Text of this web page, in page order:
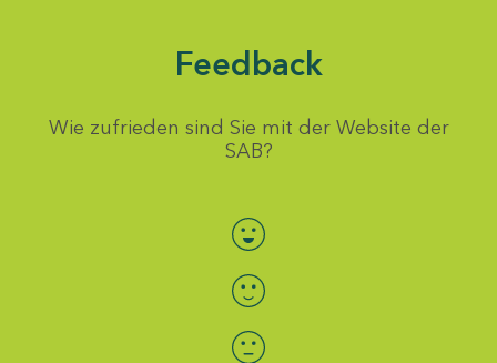
Feedback
Wie zufrieden sind Sie mit der Website der
SAB?
Bewertung auswählen